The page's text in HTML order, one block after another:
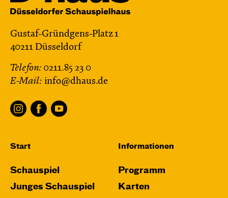
Gustaf-Gründgens-Platz 1
40211 Düsseldorf
Telefon: 0211.85 23 0
E-Mail: info@dhaus.de
Start
Schauspiel
Junges Schauspiel
Informationen
Programm
Karten